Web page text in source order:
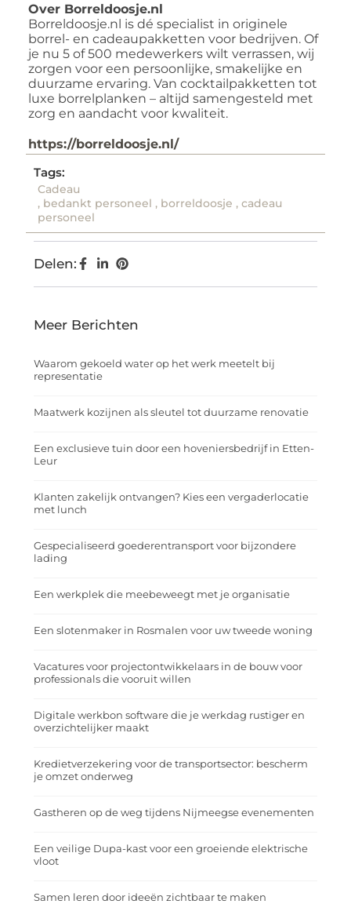
Over Borreldoosje.nl
Borreldoosje.nl is dé specialist in originele
borrel- en cadeaupakketten voor bedrijven. Of
je nu 5 of 500 medewerkers wilt verrassen, wij
zorgen voor een persoonlijke, smakelijke en
duurzame ervaring. Van cocktailpakketten tot
luxe borrelplanken – altijd samengesteld met
zorg en aandacht voor kwaliteit.
https://borreldoosje.nl/
Tags:
Cadeau
, bedankt personeel , borreldoosje , cadeau
personeel
Delen:
Meer Berichten
Waarom gekoeld water op het werk meetelt bij
representatie
Maatwerk kozijnen als sleutel tot duurzame renovatie
Een exclusieve tuin door een hoveniersbedrijf in Etten-
Leur
Klanten zakelijk ontvangen? Kies een vergaderlocatie
met lunch
Gespecialiseerd goederentransport voor bijzondere
lading
Een werkplek die meebeweegt met je organisatie
Een slotenmaker in Rosmalen voor uw tweede woning
Vacatures voor projectontwikkelaars in de bouw voor
professionals die vooruit willen
Digitale werkbon software die je werkdag rustiger en
overzichtelijker maakt
Kredietverzekering voor de transportsector: bescherm
je omzet onderweg
Gastheren op de weg tijdens Nijmeegse evenementen
Een veilige Dupa-kast voor een groeiende elektrische
vloot
Samen leren door ideeën zichtbaar te maken